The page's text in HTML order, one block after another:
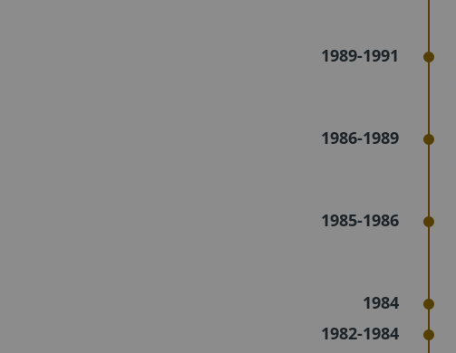
1989-1991
1986-1989
1985-1986
1984
1982-1984